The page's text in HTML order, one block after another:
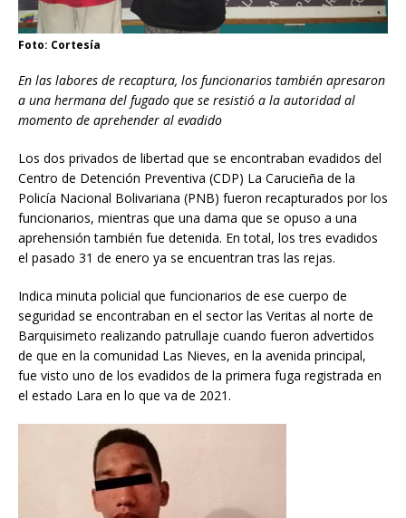
Foto: Cortesía
En las labores de recaptura, los funcionarios también apresaron
a una hermana del fugado que se resistió a la autoridad al
momento de aprehender al evadido
Los dos privados de libertad que se encontraban evadidos del
Centro de Detención Preventiva (CDP) La Carucieña de la
Policía Nacional Bolivariana (PNB) fueron recapturados por los
funcionarios, mientras que una dama que se opuso a una
aprehensión también fue detenida. En total, los tres evadidos
el pasado 31 de enero ya se encuentran tras las rejas.
Indica minuta policial que funcionarios de ese cuerpo de
seguridad se encontraban en el sector las Veritas al norte de
Barquisimeto realizando patrullaje cuando fueron advertidos
de que en la comunidad Las Nieves, en la avenida principal,
fue visto uno de los evadidos de la primera fuga registrada en
el estado Lara en lo que va de 2021.